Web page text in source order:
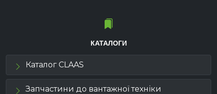
КАТАЛОГИ
Каталог CLAAS
Запчастини до вантажної техніки